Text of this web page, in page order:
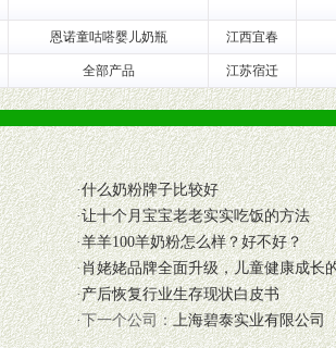
、人员支持等。媒体宣传支持
体宣传支持
传，提高产品美誉度。
品丰厚的利润空间和市场经营的高额回报。
市场销售，提供终端物料及宣传促销用品的支
公司的行销计划，产品的发展，以及行业市场
。
妈妈、宝宝提供完善的营养健康产品和宣传
恩诺童咕嗒婴儿奶瓶 江西宜春
全部产品 江苏宿迁
·什么奶粉牌子比较好
·让十个月宝宝老老实实吃饭的方法
·羊羊100羊奶粉怎么样？好不好？
·肖姥姥品牌全面升级，儿童健康成长
·产后恢复行业生存现状白皮书
·下一个公司：上海碧泰实业有限公司